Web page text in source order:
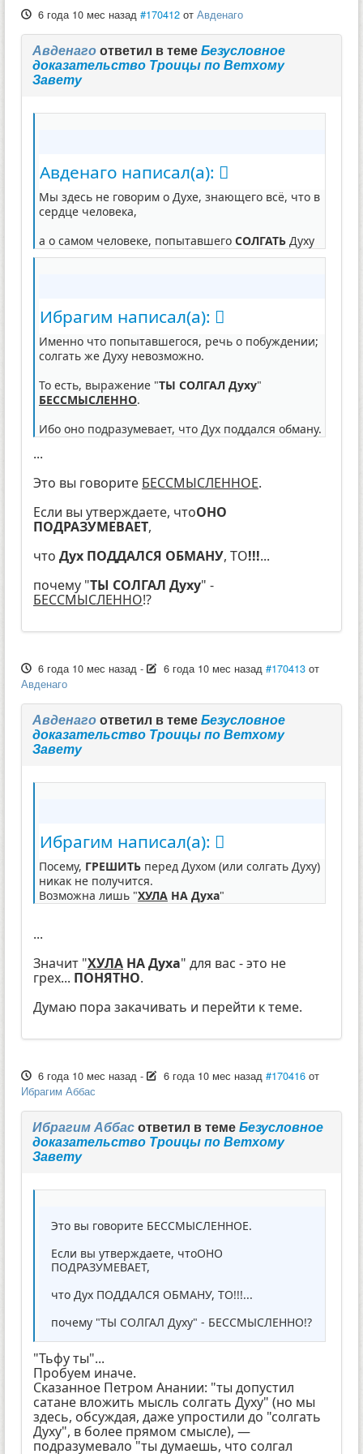
6 года 10 мес назад #170412 отАвденаго
Авденагоответил в темеБезусловное
доказательство Троицы по Ветхому
Завету
Авденаго написал(а):
Мы здесь не говорим о Духе, знающего всё, что в
сердце человека,
а о самом человеке, попытавшего СОЛГАТЬ Духу
Ибрагим написал(а):
Именно что попытавшегося, речь о побуждении;
солгать же Духу невозможно.
То есть, выражение "ТЫ СОЛГАЛ Духу"
БЕССМЫСЛЕННО.
Ибо оно подразумевает, что Дух поддался обману.
...
Это вы говорите БЕССМЫСЛЕННОЕ.
Если вы утверждаете, чтоОНО
ПОДРАЗУМЕВАЕТ,
что Дух ПОДДАЛСЯ ОБМАНУ, ТО!!!...
почему "ТЫ СОЛГАЛ Духу" -
БЕССМЫСЛЕННО!?
6 года 10 мес назад - 6 года 10 мес назад #170413 от
Авденаго
Авденагоответил в темеБезусловное
доказательство Троицы по Ветхому
Завету
Ибрагим написал(а):
Посему, ГРЕШИТЬ перед Духом (или солгать Духу)
никак не получится.
Возможна лишь "ХУЛА НА Духа"
...
Значит "ХУЛА НА Духа" для вас - это не
грех... ПОНЯТНО.
Думаю пора закачивать и перейти к теме.
6 года 10 мес назад - 6 года 10 мес назад #170416 от
Ибрагим Аббас
Ибрагим Аббасответил в темеБезусловное
доказательство Троицы по Ветхому
Завету
Это вы говорите БЕССМЫСЛЕННОЕ.
Если вы утверждаете, чтоОНО
ПОДРАЗУМЕВАЕТ,
что Дух ПОДДАЛСЯ ОБМАНУ, ТО!!!...
почему "ТЫ СОЛГАЛ Духу" - БЕССМЫСЛЕННО!?
"Тьфу ты"...
Пробуем иначе.
Сказанное Петром Анании: "ты допустил
сатане вложить мысль солгать Духу" (но мы
здесь, обсуждая, даже упростили до "солгать
Духу", в более прямом смысле), —
подразумевало "ты думаешь, что солгал